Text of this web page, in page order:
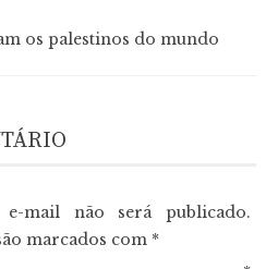
os palestinos do mundo
mail não será publicado.
marcados com *